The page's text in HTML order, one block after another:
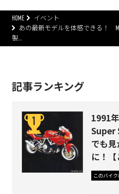
HOME
イベント
あの最新モデルを体感できる！ MV
製…
記事ランキング
1991
Super
でも
に！【
このバイ